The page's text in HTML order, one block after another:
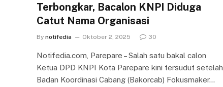
Terbongkar, Bacalon KNPI Diduga
Catut Nama Organisasi
By notifedia Oktober 2, 2025 30
Notifedia.com, Parepare – Salah satu bakal calon
Ketua DPD KNPI Kota Parepare kini tersudut setelah
Badan Koordinasi Cabang (Bakorcab) Fokusmaker…